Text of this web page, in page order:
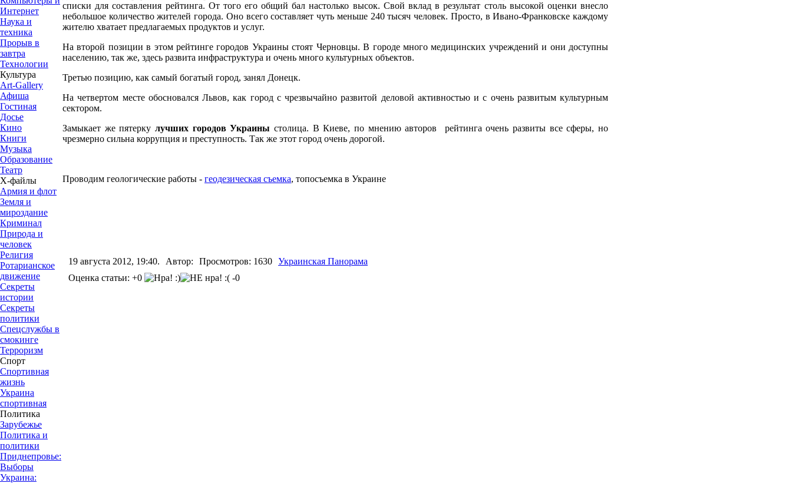
Интернет
Наука и
техника
Прорыв в
завтра
Технологии
Культура
Art-Gallery
Афиша
Гостиная
Досье
Кино
Книги
Музыка
Образование
Театр
Х-файлы
Армия и флот
Земля и
мироздание
Криминал
Природа и
человек
Религия
Ротарианское
движение
Секреты
истории
Секреты
политики
Спецслужбы в
смокинге
Терроризм
Спорт
Спортивная
жизнь
Украина
спортивная
Политика
Зарубежье
Политика и
политики
Приднепровье:
Выборы
Украина:
списки для составления рейтинга. От того его общий бал настолько высок. Свой вклад в результат столь высокой оценки внесло
небольшое количество жителей города. Оно всего составляет чуть меньше 240 тысяч человек. Просто, в Ивано-Франковске каждому
жителю хватает предлагаемых продуктов и услуг.
На второй позиции в этом рейтинге городов Украины стоят Черновцы. В городе много медицинских учреждений и они доступны
населению, так же, здесь развита инфраструктура и очень много культурных объектов.
Третью позицию, как самый богатый город, занял Донецк.
На четвертом месте обосновался Львов, как город с чрезвычайно развитой деловой активностью и с очень развитым культурным
сектором.
Замыкает же пятерку лучших городов Украины столица. В Киеве, по мнению авторов рейтинга очень развиты все сферы, но
чрезмерно сильна коррупция и преступность. Так же этот город очень дорогой.
Проводим геологические работы - геодезическая съемка, топосъемка в Украине
19 августа 2012, 19:40. Автор: Просмотров: 1630 Украинская Панорама
Оценка статьи: +0
-0